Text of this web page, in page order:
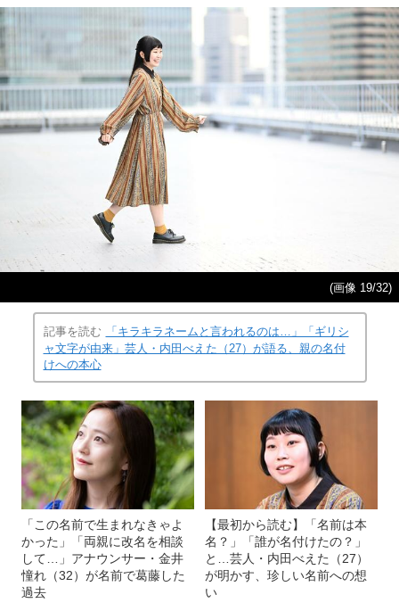
(画像 19/32)
記事を読む
「キラキラネームと言われるのは…」「ギリシ
ャ文字が由来」芸人・内田べえた（27）が語る、親の名付
けへの本心
「この名前で生まれなきゃよ
かった」「両親に改名を相談
して…」アナウンサー・金井
憧れ（32）が名前で葛藤した
過去
【最初から読む】「名前は本
名？」「誰が名付けたの？」
と…芸人・内田べえた（27）
が明かす、珍しい名前への想
い